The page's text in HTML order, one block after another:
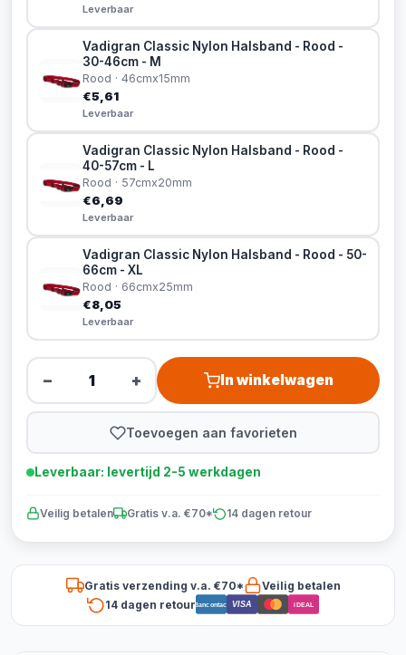
Leverbaar
Vadigran Classic Nylon Halsband - Rood -
30-46cm - M
Rood · 46cmx15mm
€5,61
Leverbaar
Vadigran Classic Nylon Halsband - Rood -
40-57cm - L
Rood · 57cmx20mm
€6,69
Leverbaar
Vadigran Classic Nylon Halsband - Rood - 50-
66cm - XL
Rood · 66cmx25mm
€8,05
Leverbaar
− + In winkelwagen
Toevoegen aan favorieten
Leverbaar: levertijd 2-5 werkdagen
Veilig betalen Gratis v.a. €70* 14 dagen retour
Gratis verzending v.a. €70*
Veilig betalen
14 dagen retourBancontact VISA iDEAL